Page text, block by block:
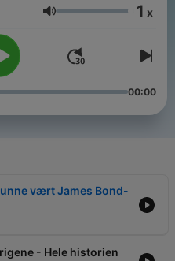
Volume 1 x
00:00
vært James Bond-
- Hele historien